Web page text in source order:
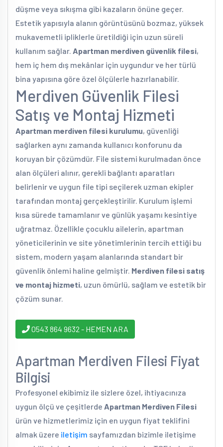
düşme veya sıkışma gibi kazaların önüne geçer.
Estetik yapısıyla alanın görüntüsünü bozmaz, yüksek
mukavemetli ipliklerle üretildiği için uzun süreli
kullanım sağlar. Apartman merdiven güvenlik filesi,
hem iç hem dış mekânlar için uygundur ve her türlü
bina yapısına göre özel ölçülerle hazırlanabilir.
Merdiven Güvenlik Filesi
Satış ve Montaj Hizmeti
Apartman merdiven filesi kurulumu, güvenliği
sağlarken aynı zamanda kullanıcı konforunu da
koruyan bir çözümdür. File sistemi kurulmadan önce
alan ölçüleri alınır, gerekli bağlantı aparatları
belirlenir ve uygun file tipi seçilerek uzman ekipler
tarafından montaj gerçekleştirilir. Kurulum işlemi
kısa sürede tamamlanır ve günlük yaşamı kesintiye
uğratmaz. Özellikle çocuklu ailelerin, apartman
yöneticilerinin ve site yönetimlerinin tercih ettiği bu
sistem, modern yaşam alanlarında standart bir
güvenlik önlemi haline gelmiştir. Merdiven filesi satış
ve montaj hizmeti, uzun ömürlü, sağlam ve estetik bir
çözüm sunar.
0543 864 9632 - HEMEN ARA
Apartman Merdiven Filesi Fiyat
Bilgisi
Profesyonel ekibimiz ile sizlere özel, ihtiyacınıza
uygun ölçü ve çeşitlerde Apartman Merdiven Filesi
ürün ve hizmetlerimiz için en uygun fiyat teklifini
almak üzere iletişim sayfamızdan bizimle iletişime